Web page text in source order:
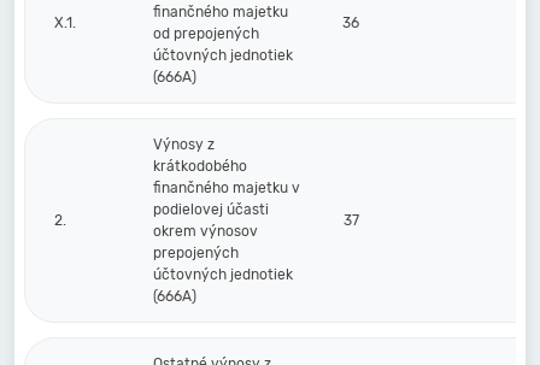
X.1.
finančného majetku
od prepojených
účtovných jednotiek
(666A)
36
2.
Výnosy z
krátkodobého
finančného majetku v
podielovej účasti
okrem výnosov
prepojených
účtovných jednotiek
(666A)
37